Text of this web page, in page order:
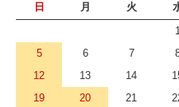
日 月 火
5
6 7
12
13 14
19
20 21